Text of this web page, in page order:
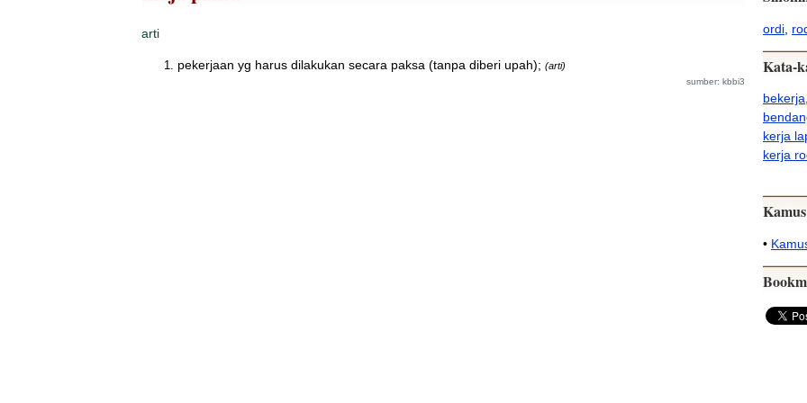
arti
pekerjaan yg harus dilakukan secara paksa (tanpa diberi upah); (arti)
sumber: kbbi3
ordi
Kata-
bekerja
kerja
kerja
•